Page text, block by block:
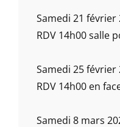
Samedi 21 février
RDV 14h00 salle
Samedi 25 février
RDV 14h00 en
Samedi 8 mars